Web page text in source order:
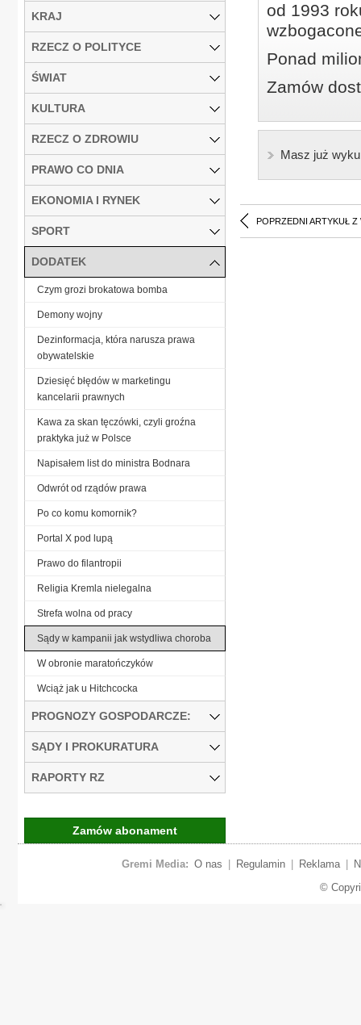
od 1993
Ponad
Zamów
Masz już
POPRZEDNI ARTYKUŁ Z
KRAJ
RZECZ O POLITYCE
ŚWIAT
KULTURA
RZECZ O ZDROWIU
PRAWO CO DNIA
EKONOMIA I RYNEK
SPORT
DODATEK
Czym grozi brokatowa bomba
Demony wojny
Dezinformacja, która narusza prawa
obywatelskie
Dziesięć błędów w marketingu
kancelarii prawnych
Kawa za skan tęczówki, czyli groźna
praktyka już w Polsce
Napisałem list do ministra Bodnara
Odwrót od rządów prawa
Po co komu komornik?
Portal X pod lupą
Prawo do filantropii
Religia Kremla nielegalna
Strefa wolna od pracy
Sądy w kampanii jak wstydliwa choroba
W obronie maratończyków
Wciąż jak u Hitchcocka
PROGNOZY GOSPODARCZE:
SĄDY I PROKURATURA
RAPORTY RZ
Zamów abonament
Gremi Media: O nas Regulamin Reklama
©